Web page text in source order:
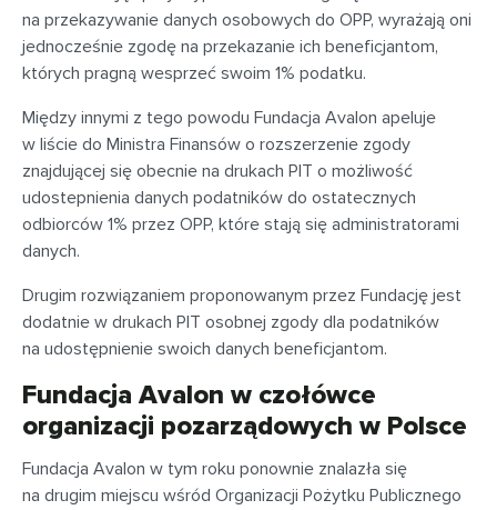
na przekazywanie danych osobowych do OPP, wyrażają oni
jednocześnie zgodę na przekazanie ich beneficjantom,
których pragną wesprzeć swoim 1% podatku.
Między innymi z tego powodu Fundacja Avalon apeluje
w liście do Ministra Finansów o rozszerzenie zgody
znajdującej się obecnie na drukach PIT o możliwość
udostepnienia danych podatników do ostatecznych
odbiorców 1% przez OPP, które stają się administratorami
danych.
Drugim rozwiązaniem proponowanym przez Fundację jest
dodatnie w drukach PIT osobnej zgody dla podatników
na udostępnienie swoich danych beneficjantom.
Fundacja Avalon w czołówce
organizacji pozarządowych w Polsce
Fundacja Avalon w tym roku ponownie znalazła się
na drugim miejscu wśród Organizacji Pożytku Publicznego